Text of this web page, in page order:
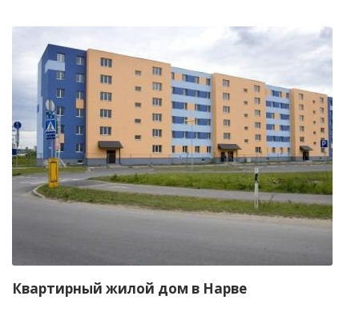
Квартирный жилой дом в Нарве